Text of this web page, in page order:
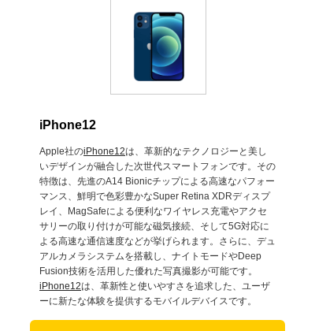
iPhone12
Apple社のiPhone12は、革新的なテクノロジーと美し
いデザインが融合した次世代スマートフォンです。その
特徴は、先進のA14 Bionicチップによる高速なパフォー
マンス、鮮明で色彩豊かなSuper Retina XDRディスプ
レイ、MagSafeによる便利なワイヤレス充電やアクセ
サリーの取り付けが可能な磁気接続、そして5G対応に
よる高速な通信速度などが挙げられます。さらに、デュ
アルカメラシステムを搭載し、ナイトモードやDeep
Fusion技術を活用した優れた写真撮影が可能です。
iPhone12は、革新性と使いやすさを追求した、ユーザ
ーに新たな体験を提供するモバイルデバイスです。